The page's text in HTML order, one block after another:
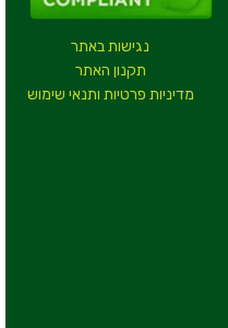
נגישות באתר
תקנון האתר
מדיניות פרטיות ותנאי שימוש